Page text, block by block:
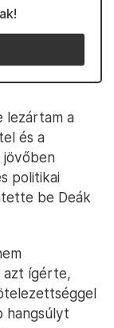
lezártam a
és a
politikai
be Deák
azt ígérte,
hangsúlyt